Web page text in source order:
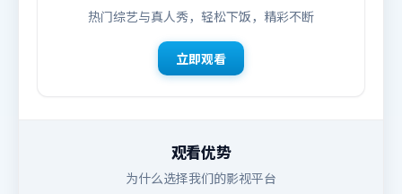
热门综艺与真人秀，轻松下饭，精彩不断
立即观看
观看优势
为什么选择我们的影视平台